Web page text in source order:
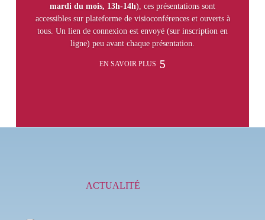
mardi du mois, 13h-14h), ces présentations sont
accessibles sur plateforme de visioconférences et ouverts à
tous. Un lien de connexion est envoyé (sur inscription en
ligne) peu avant chaque présentation.
EN SAVOIR PLUS
ACTUALITÉ